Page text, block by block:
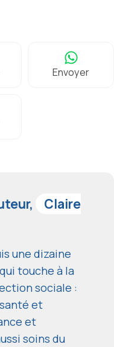
Envoyer
Claire
une dizaine
touche à la
sociale :
et
et
soins du